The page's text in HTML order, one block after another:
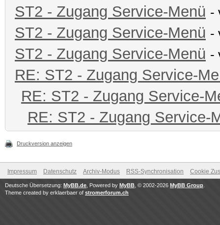
ST2 - Zugang Service-Menü -
ST2 - Zugang Service-Menü -
ST2 - Zugang Service-Menü -
RE: ST2 - Zugang Service-
RE: ST2 - Zugang Service-
RE: ST2 - Zugang Service-
Druckversion anzeigen
Impressum Datenschutz Archiv-Modus RSS-Synchronisation Cookie
Deutsche Übersetzung: MyBB.de , Powered by MyBB , © 2002-2026 MyBB Group
Theme created by erklaerbaer of stromerforum.ch